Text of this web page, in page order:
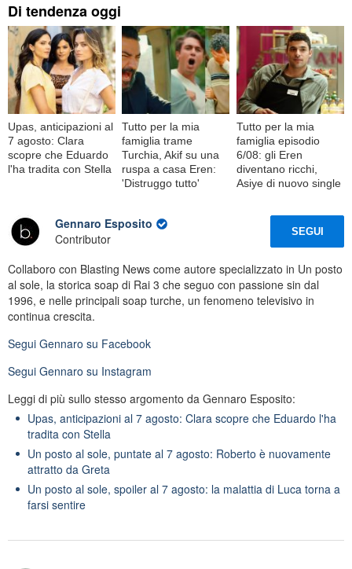
Di tendenza oggi
Upas, anticipazioni al
7 agosto: Clara
scopre che Eduardo
l'ha tradita con Stella
Tutto per la mia
famiglia trame
Turchia, Akif su una
ruspa a casa Eren:
'Distruggo tutto'
Tutto per la mia
famiglia episodio
6/08: gli Eren
diventano ricchi,
Asiye di nuovo single
Gennaro Esposito
Contributor
SEGUI
Collaboro con Blasting News come autore specializzato in Un posto
al sole, la storica soap di Rai 3 che seguo con passione sin dal
1996, e nelle principali soap turche, un fenomeno televisivo in
continua crescita.
Segui Gennaro su Facebook
Segui Gennaro su Instagram
Leggi di più sullo stesso argomento da Gennaro Esposito:
Upas, anticipazioni al 7 agosto: Clara scopre che Eduardo l'ha
tradita con Stella
Un posto al sole, puntate al 7 agosto: Roberto è nuovamente
attratto da Greta
Un posto al sole, spoiler al 7 agosto: la malattia di Luca torna a
farsi sentire